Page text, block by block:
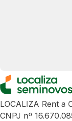
LOCALIZA Rent a
CNPJ nº